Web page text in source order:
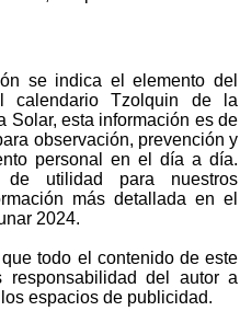
se indica el elemento del
calendario Tzolquin de la
Solar, esta información es de
observación, prevención y
personal en el día a día.
de utilidad para nuestros
más detallada en el
2024.
todo el contenido de este
responsabilidad del autor a
espacios de publicidad.